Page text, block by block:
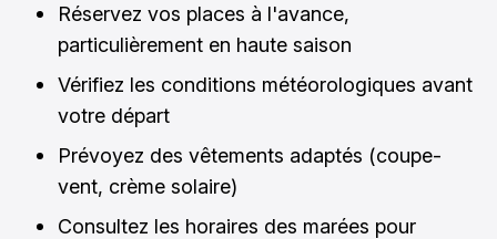
Réservez vos places à l'avance,
particulièrement en haute saison
Vérifiez les conditions météorologiques avant
votre départ
Prévoyez des vêtements adaptés (coupe-
vent, crème solaire)
Consultez les horaires des marées pour